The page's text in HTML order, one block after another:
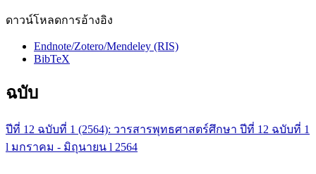
ดาวน์โหลดการอ้างอิง
Endnote/Zotero/Mendeley (RIS)
BibTeX
ฉบับ
ปีที่ 12 ฉบับที่ 1 (2564): วารสารพุทธศาสตร์ศึกษา ปีที่ 12 ฉบับที่ 1
l มกราคม - มิถุนายน l 2564